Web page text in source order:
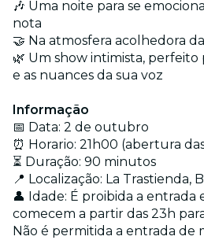
🎶 Uma noite para se
nota
🤝 Na atmosfera acolhedora
🌿 Um show intimista, perfeito
e as nuances da sua voz
Informação
📅 Data: 2 de outubro
⏰ Horario: 21h00 (abertura
⏳ Duração: 90 minutos
📍 Localização: La Trastienda,
👤 Idade: É proibida a entrada
comecem a partir das 23h
Não é permitida a entrada de